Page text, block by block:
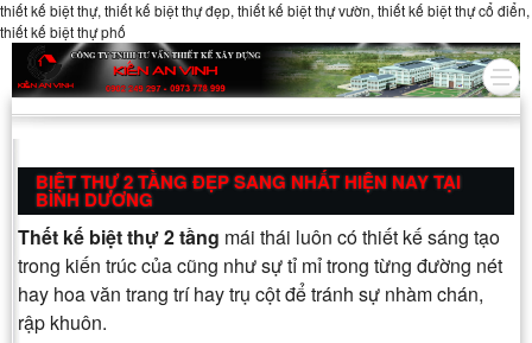
thiết kế biệt thự, thiết kế biệt thự đẹp, thiết kế biệt thự vườn, thiết kế biệt thự cổ điển,
thiết kế biệt thự phố
BIỆT THỰ 2 TẦNG ĐẸP SANG NHẤT HIỆN NAY TẠI
BÌNH DƯƠNG
Thết kế biệt thự 2 tầng mái thái luôn có thiết kế sáng tạo
trong kiến trúc của cũng như sự tỉ mỉ trong từng đường nét
hay hoa văn trang trí hay trụ cột để tránh sự nhàm chán,
rập khuôn.